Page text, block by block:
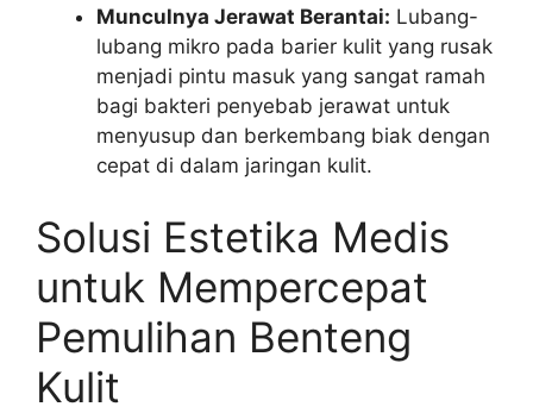
Munculnya Jerawat Berantai: Lubang-
lubang mikro pada barier kulit yang rusak
menjadi pintu masuk yang sangat ramah
bagi bakteri penyebab jerawat untuk
menyusup dan berkembang biak dengan
cepat di dalam jaringan kulit.
Solusi Estetika Medis
untuk Mempercepat
Pemulihan Benteng
Kulit